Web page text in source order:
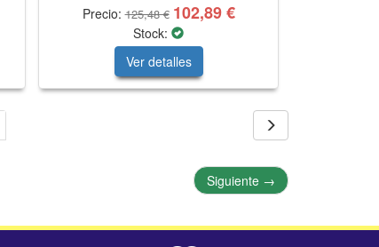
Precio:125,48 € 102,89 €
Stock:
Ver detalles
Siguiente →